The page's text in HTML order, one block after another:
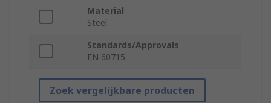
Material
Steel
Standards/Approvals
EN 60715
Zoek vergelijkbare producten